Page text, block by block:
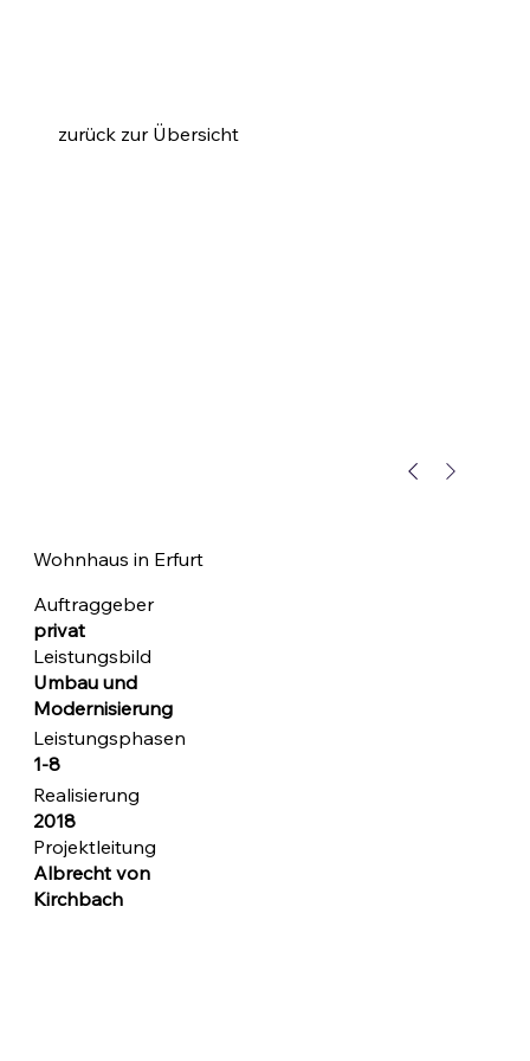
Wohnhaus in Erfurt
Auftraggeber
privat
Leistungsbild
Umbau und
Modernisierung
Leistungsphasen
1-8
Realisierung
2018
Projektleitung
Albrecht von
Kirchbach
zurück zur Übersicht